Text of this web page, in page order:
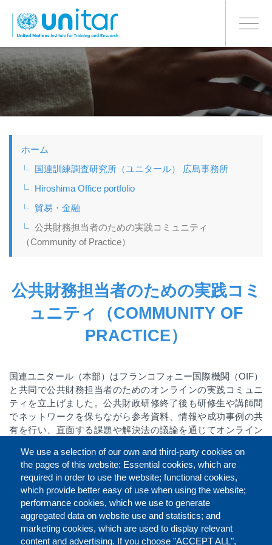
イ
ン
テ
Toggle
日本語BONN OFFICE
ホーム
国連訓練調査研究所（ユニタール） 広島事務所
Hiroshima Office portfolio
貿易・金融
公共財務担当者のための実践コミュニティ
（Community of Practice）
公共財務担当者のための実践コミ
ュニティ（COMMUNITY OF
PRACTICE）
国連ユニタール（本部）はフランコフォニー国際機関（OIF）
と共同で公共財務担当者のためのオンラインの実践コミュニ
ティを立上げました。公共財政研修終了後も研修生や講師間
でネットワークを保ちながら参考資料、情報や成功事例の共
有を行い、直面する課題や解決法の議論を通じてオンライン
ニティは研修中に学んだ知識やツールが各自の能力強化にど
のように役立っているかインパクトをモニタリングすること
が可能です。このプログラムはフランス語圏の公共財務担当
者を対象としています。
シェアする
We use a selection of our own and third-party cookies on
the pages of this website: Essential cookies, which are
required in order to use the website; functional cookies,
which provide better easy of use when using the website;
performance cookies, which we use to generate
aggregated data on website use and statistics; and
marketing cookies, which are used to display relevant
content and advertising. If you choose "ACCEPT ALL",